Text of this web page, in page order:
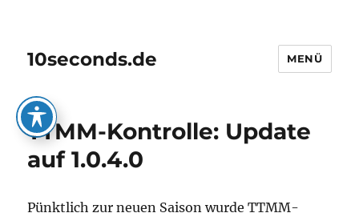
10seconds.de MENÜ
TTMM-Kontrolle: Update
auf 1.0.4.0
Pünktlich zur neuen Saison wurde TTMM-